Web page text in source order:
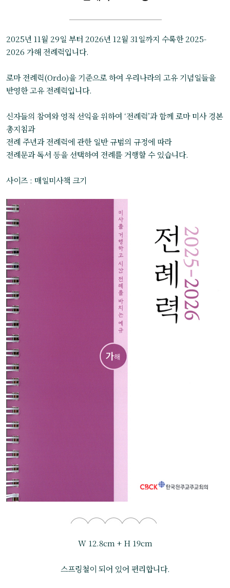
2025년 11월 29일 부터 2026년 12월 31일까지 수록한 2025-
2026 가해 전례력입니다.
로마 전례력(Ordo)을 기준으로 하여 우리나라의 고유 기념일들을
반영한 고유 전례력입니다.
신자들의 참여와 영적 선익을 위하여 ‘전례력’과 함께 로마 미사 경본
총지침과
전례 주년과 전례력에 관한 일반 규범의 규정에 따라
전례문과 독서 등을 선택하여 전례를 거행할 수 있습니다.
사이즈 : 매일미사책 크기
W 12.8cm + H 19cm
스프링철이 되어 있어 편리합니다.